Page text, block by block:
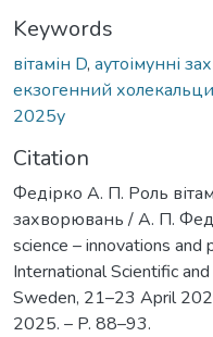
Keywords
вітамін D, аутоімунні
екзогенний
2025у
Citation
Федірко А. П. Роль
захворювань / А. П.
science – innovations
International Scientific
Sweden, 21–23 April
2025. – P. 88–93.